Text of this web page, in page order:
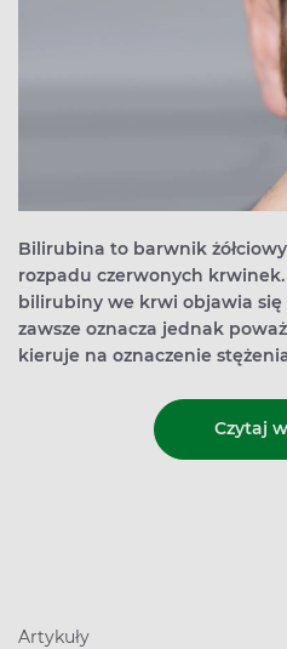
Bilirubina to barwnik
rozpadu czerwonych
bilirubiny we krwi objawia się
zawsze oznacza jednak
kieruje na oznaczenie
Czytaj
Artykuły